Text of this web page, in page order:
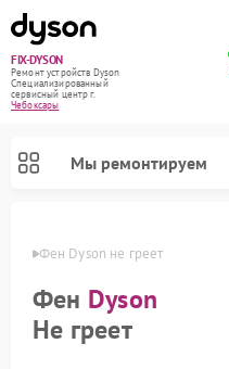
FIX-DYSON
Ремонт устройств Dyson
Специализированный
cервисный центр г.
Чебоксары
Мы ремонтируем
Фен Dyson не греет
Фен Dyson
Не греет